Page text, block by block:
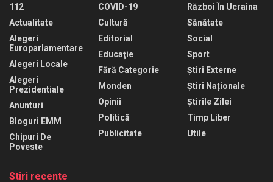
112
Actualitate
Alegeri
Europarlamentare
Alegeri Locale
Alegeri
Prezidentiale
Anunturi
Bloguri EMM
Chipuri De
Poveste
COVID-19
Cultură
Editorial
Educaţie
Fără Categorie
Monden
Opinii
Politică
Publicitate
Război În Ucraina
Sănătate
Social
Sport
Știri Externe
Știri Naționale
Știrile Zilei
Timp Liber
Utile
Stiri recente